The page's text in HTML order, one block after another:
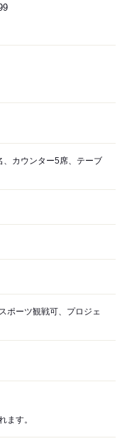
、カウンター5席、テーブ
ポーツ観戦可、プロジェ
ます。